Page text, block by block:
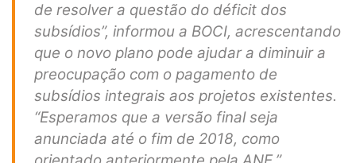
de resolver a questão do déficit dos
subsídios”, informou a BOCI, acrescentando
que o novo plano pode ajudar a diminuir a
preocupação com o pagamento de
subsídios integrais aos projetos existentes.
“Esperamos que a versão final seja
anunciada até o fim de 2018, como